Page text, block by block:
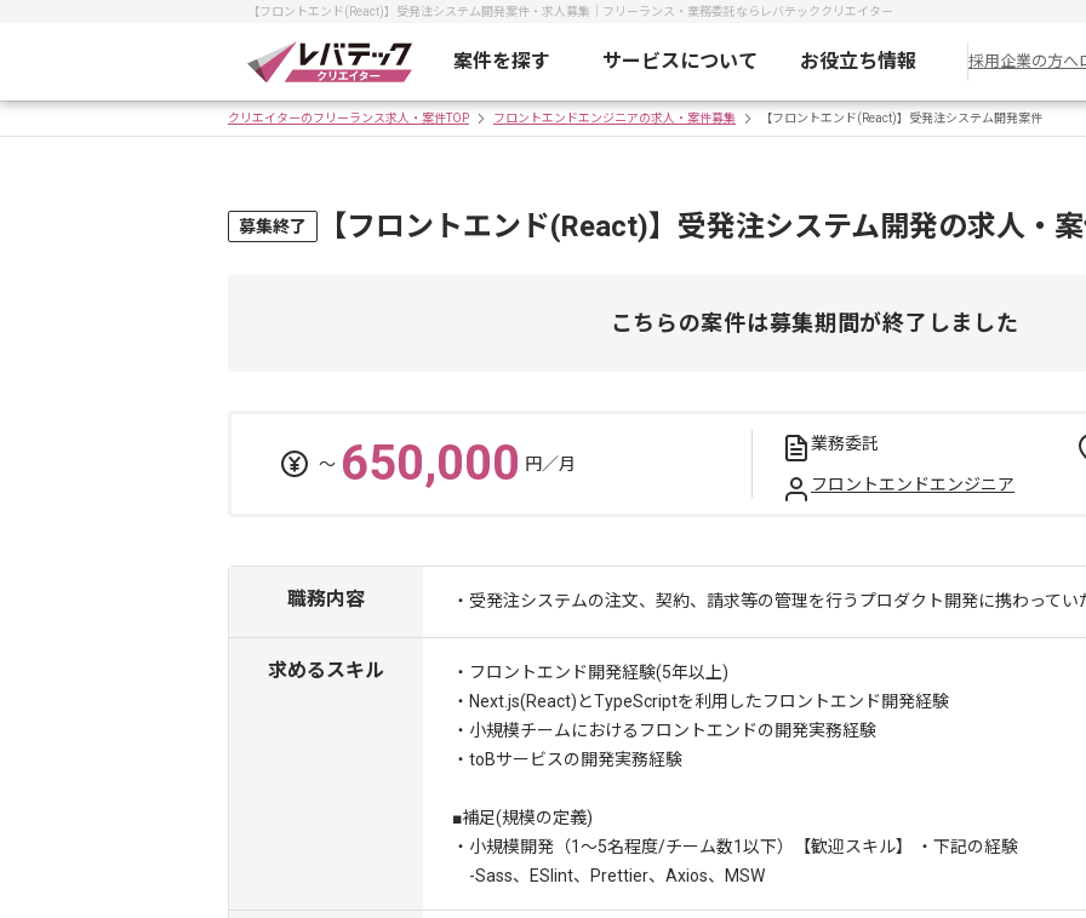
【フロントエンド(React)】受発注システム開発案件・求人募集｜フリーランス・業務委託ならレバテッククリエイター
案件を探す サービスについて お役立ち情報 採用企業の方へ
クリエイターのフリーランス求人・案件TOP フロントエンドエンジニアの求人・案件募集 【フロントエンド(React)】受発注システム開発案件
募集終了 【フロントエンド(React)】受発注システム開発の求人・
こちらの案件は募集期間が終了しました
〜 650,000 円／月
業務委託
フロントエンドエンジニア
職務内容 ・受発注システムの注文、契約、請求等の管理を行うプロダクト開発に携わってい
求めるスキル
・フロントエンド開発経験(5年以上)
・Next.js(React)とTypeScriptを利用したフロントエンド開発経験
・小規模チームにおけるフロントエンドの開発実務経験
・toBサービスの開発実務経験
■補足(規模の定義)
・小規模開発（1〜5名程度/チーム数1以下）
【歓迎スキル】 ・下記の経験
-Sass、ESlint、Prettier、Axios、MSW